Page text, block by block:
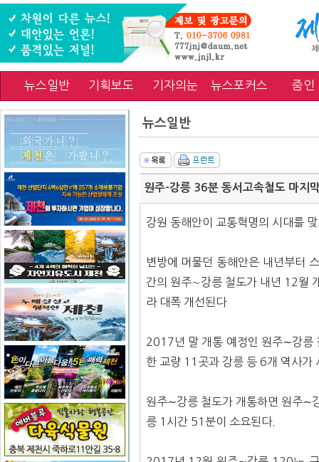
뉴스일반 기획보도 기자의눈 뉴스포커스 줌인
뉴스일반
원주-강릉 36분 동서고속철도 마지
강원 동해안이 교통혁명의 시대를
변방에 머물던 동해안은 내년부터
간의 원주∼강릉 철도가 내년 12월
라 대폭 개선된다
2017년 말 개통 예정인 원주∼강릉
한 교량 11곳과 강릉 등 6개 역사가
원주∼강릉 철도가 개통하면 원주
릉 1시간 51분이 소요된다.